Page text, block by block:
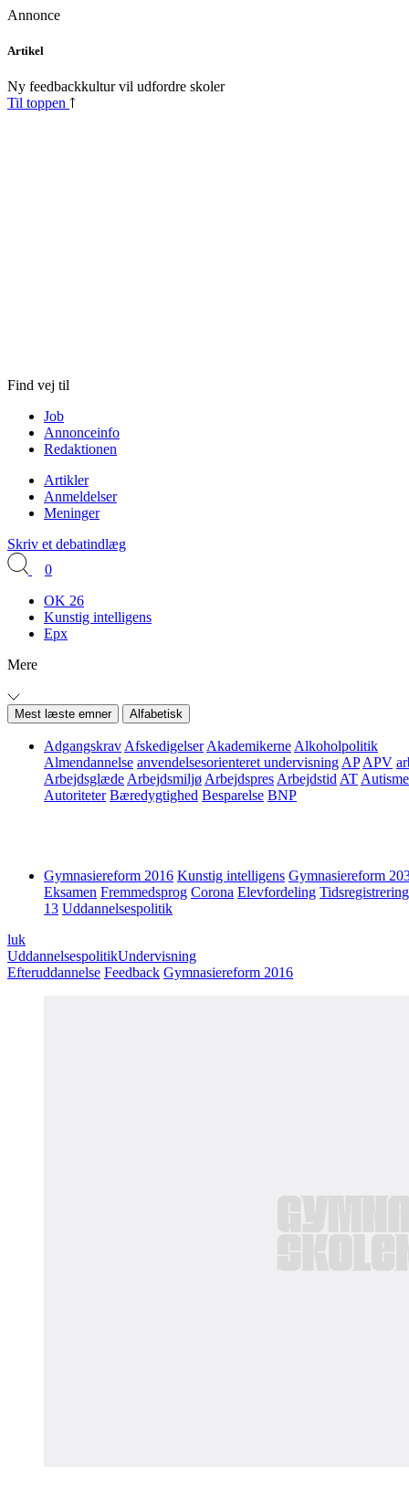
Annonce
Skip
content
Artikel
Ny feedbackkultur vil udfordre skoler
Til toppen
Find vej til
Job
Annonceinfo
Redaktionen
Artikler
Anmeldelser
Meninger
Skriv et debatindlæg
0
OK 26
Kunstig intelligens
Epx
Mere
Mest læste emner Alfabetisk
Adgangskrav Afskedigelser Akademikerne Alkoholpolitik
Almendannelse anvendelsesorienteret undervisning AP APV
Arbejdsglæde Arbejdsmiljø Arbejdspres Arbejdstid AT Autisme
Autoriteter Bæredygtighed Besparelse BNP
Gymnasiereform 2016 Kunstig intelligens Gymnasiereform
Eksamen Fremmedsprog Corona Elevfordeling Tidsregistrering
13 Uddannelsespolitik
luk
UddannelsespolitikUndervisning
Efteruddannelse Feedback Gymnasiereform 2016